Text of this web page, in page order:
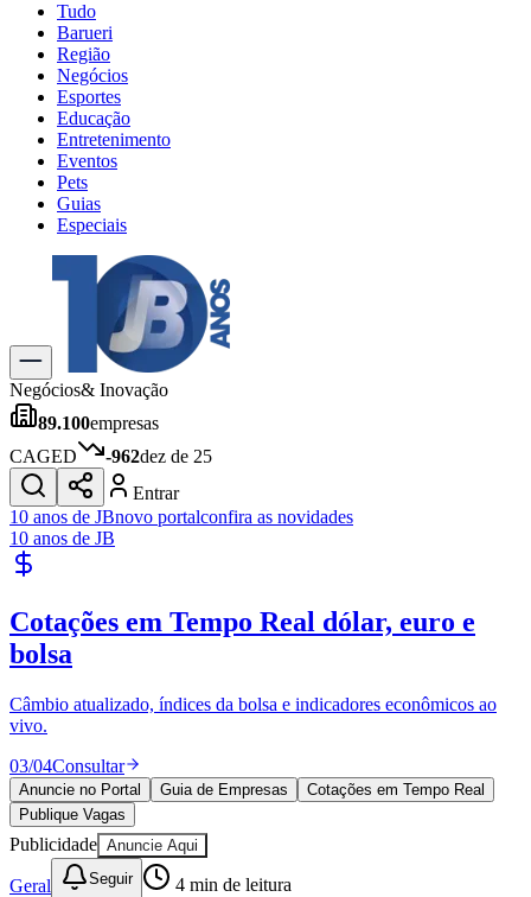
Tudo
Barueri
Região
Negócios
Esportes
Educação
Entretenimento
Eventos
Pets
Guias
Especiais
Explore Tudo
Últimas Notícias
Previsão do Tempo
Trânsito e Rotas
Dia a Dia & Lazer
Gastronomia
Cinema & Shows
JogosNovo
Para Sua Empresa
Publicidade Legal
Política
Esportes
Cultura
Meio Ambiente
Obras
Educação
Bairros de Barueri
Negócios& Inovação
89.100empresas
CAGED
-962dez de 25
Entrar
10 anos de JBnovo portalconfira as novidades
10 anos de JB
Cotações em Tempo Real dólar, euro e
bolsa
Câmbio atualizado, índices da bolsa e indicadores econômicos ao
vivo.
03/04Consultar
Anuncie no Portal Guia de Empresas
Cotações em Tempo Real
Publique Vagas
Publicidade Anuncie Aqui
Geral Seguir 4 min de leitura